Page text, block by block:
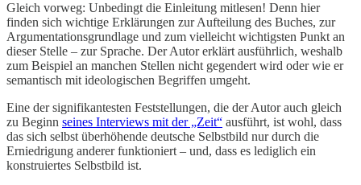
Gleich vorweg: Unbedingt die Einleitung mitlesen! Denn hier
finden sich wichtige Erklärungen zur Aufteilung des Buches, zur
Argumentationsgrundlage und zum vielleicht wichtigsten Punkt an
dieser Stelle – zur Sprache. Der Autor erklärt ausführlich, weshalb
zum Beispiel an manchen Stellen nicht gegendert wird oder wie er
semantisch mit ideologischen Begriffen umgeht.
Eine der signifikantesten Feststellungen, die der Autor auch gleich
zu Beginn seines Interviews mit der „Zeit“ ausführt, ist wohl, dass
das sich selbst überhöhende deutsche Selbstbild nur durch die
Erniedrigung anderer funktioniert – und, dass es lediglich ein
konstruiertes Selbstbild ist.